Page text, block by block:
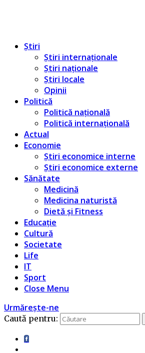
Știri
Știri internaționale
Știri naționale
Știri locale
Opinii
Politică
Politică națională
Politică internațională
Actual
Economie
Știri economice interne
Știri economice externe
Sănătate
Medicină
Medicina naturistă
Dietă și Fitness
Educație
Cultură
Societate
Life
IT
Sport
Close Menu
Urmărește-ne
Caută pentru: